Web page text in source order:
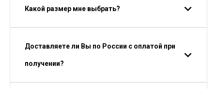
Какой размер мне выбрать?
Доставляете ли Вы по России с оплатой при
получении?